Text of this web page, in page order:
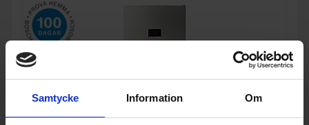
Samtycke Information Om